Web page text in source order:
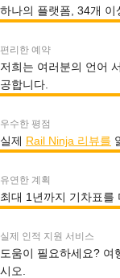
하나의 플랫폼, 34개 이
편리한 예약
저희는 여러분의 언어
공합니다.
우수한 평점
실제 Rail Ninja 리뷰를
유연한 계획
최대 1년까지 기차표를
실제 인적 지원 서비스
도움이 필요하세요? 여
시오.